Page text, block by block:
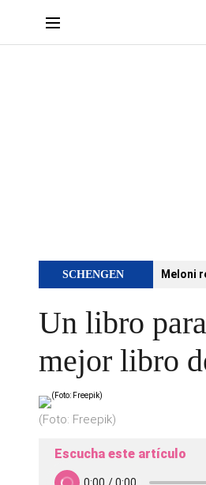
SCHENGEN Meloni
Un libro
mejor libro
(Foto: Freepik)
Escucha este artículo